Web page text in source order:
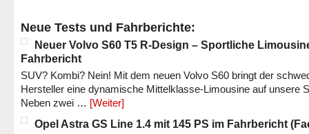
Neue Tests und Fahrberichte:
Neuer Volvo S60 T5 R-Design – Sportliche
Fahrbericht
SUV? Kombi? Nein! Mit dem neuen Volvo S60 bringt der
Hersteller eine dynamische Mittelklasse-Limousine auf unsere
Neben zwei … [Weiter]
Opel Astra GS Line 1.4 mit 145 PS im Fahrbericht